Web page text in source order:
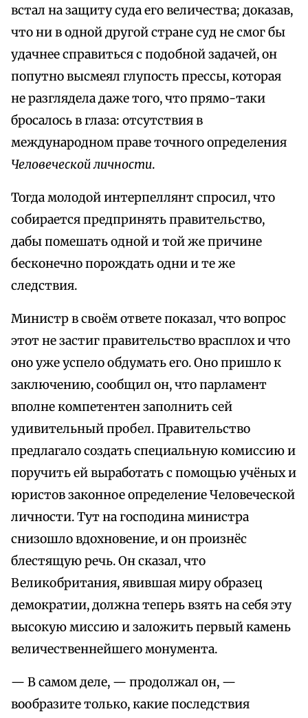
встал на защиту суда его величества; доказав,
что ни в одной другой стране суд не смог бы
удачнее справиться с подобной задачей, он
попутно высмеял глупость прессы, которая
не разглядела даже того, что прямо-таки
бросалось в глаза: отсутствия в
международном праве точного определения
Человеческой личности.
Тогда молодой интерпеллянт спросил, что
собирается предпринять правительство,
дабы помешать одной и той же причине
бесконечно порождать одни и те же
следствия.
Министр в своём ответе показал, что вопрос
этот не застиг правительство врасплох и что
оно уже успело обдумать его. Оно пришло к
заключению, сообщил он, что парламент
вполне компетентен заполнить сей
удивительный пробел. Правительство
предлагало создать специальную комиссию и
поручить ей выработать с помощью учёных и
юристов законное определение Человеческой
личности. Тут на господина министра
снизошло вдохновение, и он произнёс
блестящую речь. Он сказал, что
Великобритания, явившая миру образец
демократии, должна теперь взять на себя эту
высокую миссию и заложить первый камень
величественнейшего монумента.
— В самом деле, — продолжал он, —
вообразите только, какие последствия